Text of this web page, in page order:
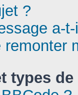
?
a-
remonter
types